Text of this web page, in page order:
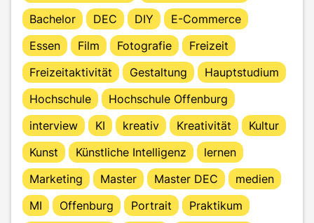
Bachelor
DEC DIY
E-Commerce
Essen
Film Fotografie
Freizeit
Freizeitaktivität
Gestaltung
Hauptstudium
Hochschule
Hochschule Offenburg
interview
KI kreativ Kreativität
Kultur
Kunst
Künstliche Intelligenz
lernen
Marketing
Master Master DEC
medien
MI
Offenburg Portrait
Praktikum